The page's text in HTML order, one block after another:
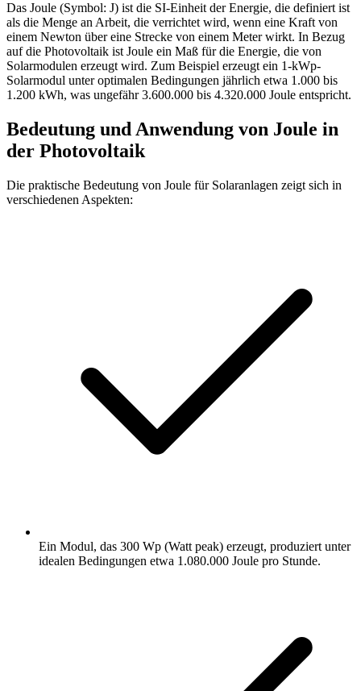
Das Joule (Symbol: J) ist die SI-Einheit der Energie, die definiert ist
als die Menge an Arbeit, die verrichtet wird, wenn eine Kraft von
einem Newton über eine Strecke von einem Meter wirkt. In Bezug
auf die Photovoltaik ist Joule ein Maß für die Energie, die von
Solarmodulen erzeugt wird. Zum Beispiel erzeugt ein 1-kWp-
Solarmodul unter optimalen Bedingungen jährlich etwa 1.000 bis
1.200 kWh, was ungefähr 3.600.000 bis 4.320.000 Joule entspricht.
Bedeutung und Anwendung von Joule in
der Photovoltaik
Die praktische Bedeutung von Joule für Solaranlagen zeigt sich in
verschiedenen Aspekten:
Ein Modul, das 300 Wp (Watt peak) erzeugt, produziert unter
idealen Bedingungen etwa 1.080.000 Joule pro Stunde.